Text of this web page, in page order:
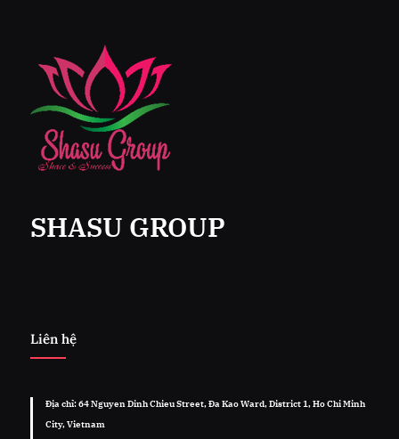
SHASU GROUP
Liên hệ
Địa chỉ: 64 Nguyen Dinh Chieu Street, Đa Kao Ward, District 1, Ho Chi Minh
City, Vietnam